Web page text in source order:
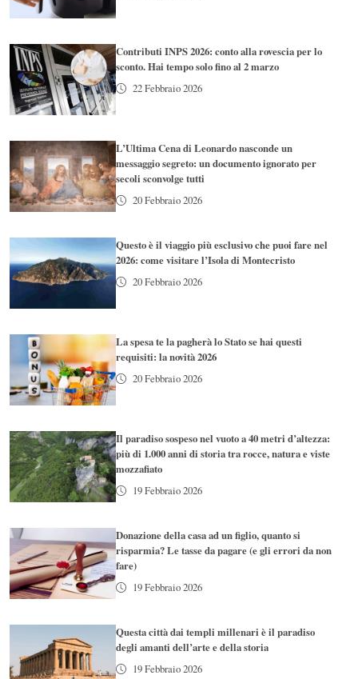
Contributi INPS 2026: conto alla rovescia per lo
sconto. Hai tempo solo fino al 2 marzo
22 Febbraio 2026
L’Ultima Cena di Leonardo nasconde un
messaggio segreto: un documento ignorato per
secoli sconvolge tutti
20 Febbraio 2026
Questo è il viaggio più esclusivo che puoi fare nel
2026: come visitare l’Isola di Montecristo
20 Febbraio 2026
La spesa te la pagherà lo Stato se hai questi
requisiti: la novità 2026
20 Febbraio 2026
Il paradiso sospeso nel vuoto a 40 metri d’altezza:
più di 1.000 anni di storia tra rocce, natura e viste
mozzafiato
19 Febbraio 2026
Donazione della casa ad un figlio, quanto si
risparmia? Le tasse da pagare (e gli errori da non
fare)
19 Febbraio 2026
Questa città dai templi millenari è il paradiso
degli amanti dell’arte e della storia
19 Febbraio 2026